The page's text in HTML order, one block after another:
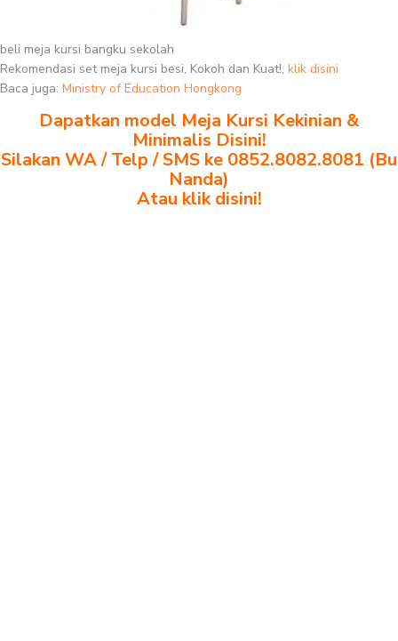
beli meja kursi bangku sekolah
Rekomendasi set meja kursi besi, Kokoh dan Kuat!, klik disini
Baca juga: Ministry of Education Hongkong
Dapatkan model Meja Kursi Kekinian &
Minimalis Disini!
Silakan WA / Telp / SMS ke 0852.8082.8081 (Bu
Nanda)
Atau klik disini!